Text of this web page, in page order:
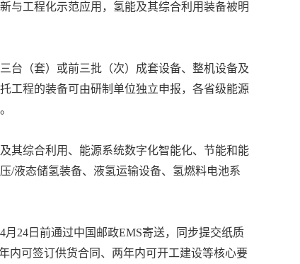
与工程化示范应用，氢能及其综合利用装备被明
台（套）或前三批（次）成套设备、整机设备及
工程的装备可由研制单位独立申报，各省级能源
其综合利用、能源系统数字化智能化、节能和能
/液态储氢装备、液氢运输设备、氢燃料电池系
24日前通过中国邮政EMS寄送，同步提交纸质
内可签订供货合同、两年内可开工建设等核心要